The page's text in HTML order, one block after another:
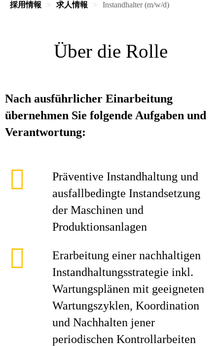
採用情報 求人情報 Instandhalter (m/w/d)
Über die Rolle
Nach ausführlicher Einarbeitung
übernehmen Sie folgende Aufgaben und
Verantwortung:
Präventive Instandhaltung und
ausfallbedingte Instandsetzung
der Maschinen und
Produktionsanlagen
Erarbeitung einer nachhaltigen
Instandhaltungsstrategie inkl.
Wartungsplänen mit geeigneten
Wartungszyklen, Koordination
und Nachhalten jener
periodischen Kontrollarbeiten